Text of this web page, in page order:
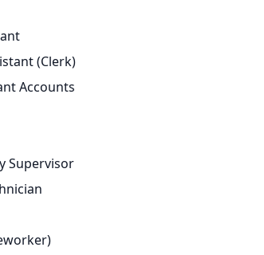
(Clerk)
Accounts
Supervisor